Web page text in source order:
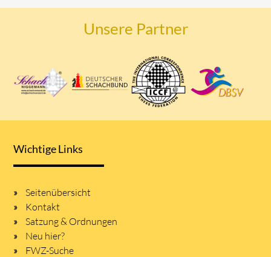
Unsere Partner
Wichtige Links
Seitenübersicht
Kontakt
Satzung & Ordnungen
Neu hier?
FWZ-Suche